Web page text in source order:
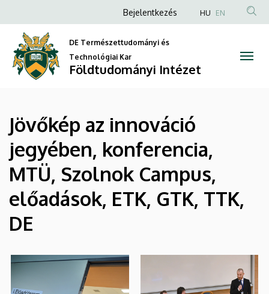
Földtudományi
Intézet
a
tartalomra
Anonim
fiók
menüje
Bejelentkezés HU EN
DE Természettudományi és
Technológiai Kar
Földtudományi Intézet
Jövőkép az innováció
jegyében, konferencia,
MTÜ, Szolnok Campus,
előadások, ETK, GTK, TTK,
DE